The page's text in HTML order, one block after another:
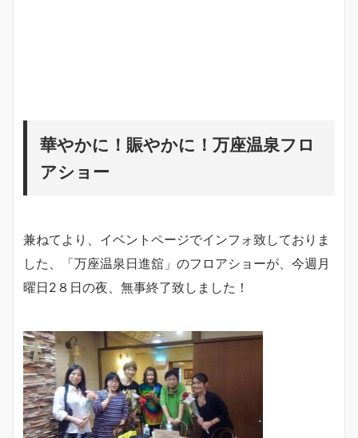
華やかに！賑やかに！万座温泉フロ
アショー
兼ねてより、イベントページでインフォ致しておりま
した、「万座温泉日進舘」のフロアショーが、今週月
曜日2８日の夜、無事終了致しました！